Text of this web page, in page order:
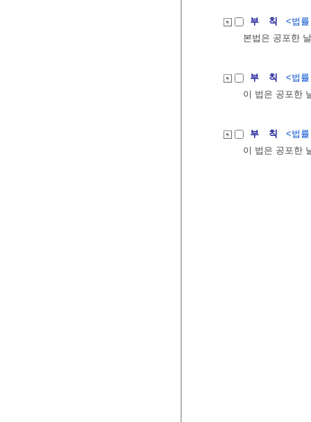
부 칙
<법
본법은 공포한
부 칙
<법
이 법은 공포한
부 칙
<법
이 법은 공포한